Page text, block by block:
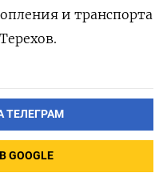
и транспорта
ТЕЛЕГРАМ